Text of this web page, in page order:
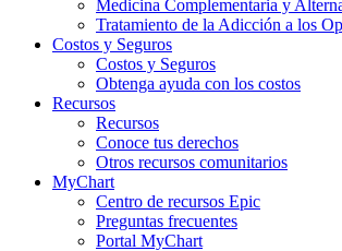
Medicina Complementaria y
Tratamiento de la Adicción a los
Costos y Seguros
Costos y Seguros
Obtenga ayuda con los costos
Recursos
Recursos
Conoce tus derechos
Otros recursos comunitarios
MyChart
Centro de recursos Epic
Preguntas frecuentes
Portal MyChart